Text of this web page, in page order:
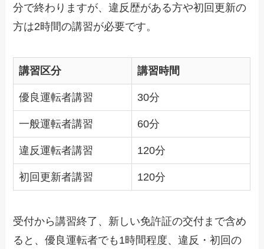
分で終わりますが、違反歴がある方や初回更新の
方は2時間の講習が必要です。
講習区分 講習時間
優良運転者講習 30分
一般運転者講習 60分
違反運転者講習 120分
初回更新者講習 120分
受付から講習終了、新しい免許証の交付まで含め
ると、優良運転者でも1時間程度、違反・初回の